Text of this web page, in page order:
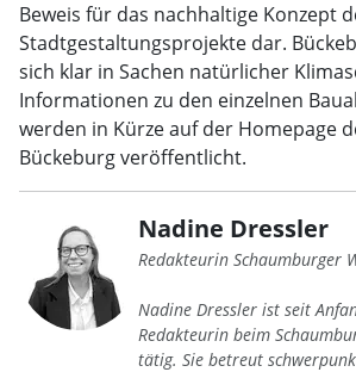
Beweis für das nachhaltige Konzept
Stadtgestaltungsprojekte dar.
sich klar in Sachen natürlicher
Informationen zu den einzelnen
werden in Kürze auf der Homepage
Bückeburg veröffentlicht.
Nadine Dressler
Redakteurin Schaumburger
Nadine Dressler ist seit
Redakteurin beim
tätig. Sie betreut